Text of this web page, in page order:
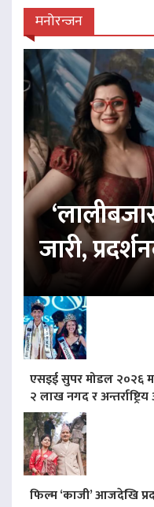
मनोरन्जन
जारी,
एसइई सुपर मोडल २०२६
२ लाख नगद र
फिल्म ‘काजी’ आजदेखि